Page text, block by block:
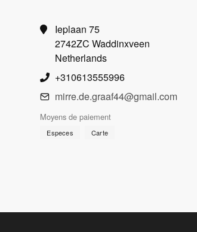
Ieplaan 75
2742ZC Waddinxveen
Netherlands
+310613555996
mirre.de.graaf44@gmail.com
Moyens de paiement
Especes Carte